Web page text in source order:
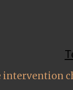
intervention